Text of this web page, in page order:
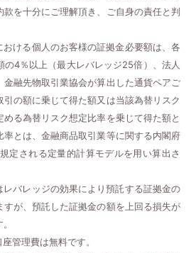
を十分にご理解頂き、ご自身の責任と判
ける個人のお客様の証拠金必要額は、各
4％以上（最大レバレッジ25倍）、法人
融先物取引業協会が算出した通貨ペアご
の額に乗じて得た額又は当該為替リスク
る為替リスク想定比率を乗じて得た額と
とは、金融商品取引業等に関する内閣府
定される定量的計算モデルを用い算出さ
バレッジの効果により預託する証拠金の
が、預託した証拠金の額を上回る損失が
管理費は無料です。